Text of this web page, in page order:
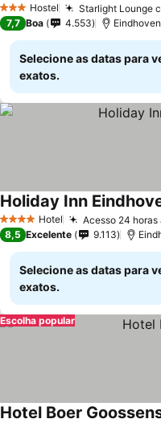
3 EstrelasHostel Starlight Lounge
7,7 Boa 4.553
Selecione as datas para
exatos.
4 EstrelasHotel Acesso 24 horas
Holiday Inn
8,5 Excelente 9.113
Selecione as datas para
exatos.
Escolha popular
Hotel Boer